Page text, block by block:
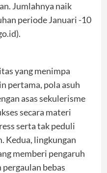
Jumlahnya naik
periode Januari -10
yang menimpa
pertama, pola asuh
asas sekulerisme
secara materi
serta tak peduli
Kedua, lingkungan
memberi pengaruh
bebas